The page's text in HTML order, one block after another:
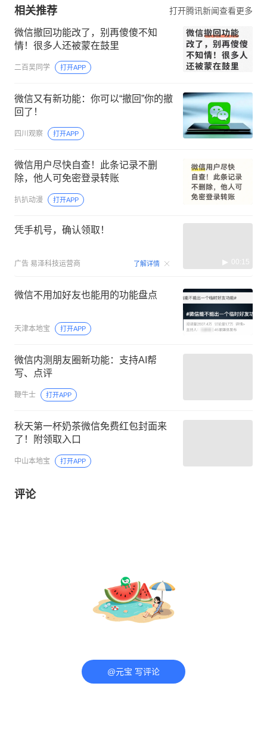
相关推荐 打开腾讯新闻查看更多
微信撤回功能改了，别再傻傻不知
情！很多人还被蒙在鼓里
二百吴同学 打开APP
微信又有新功能：你可以“撤回”你的撤
回了！
四川观察 打开APP
微信用户尽快自查！此条记录不删
除，他人可免密登录转账
扒扒动漫 打开APP
凭手机号，确认领取！
广告 易泽科技运营商 了解详情 00:15
微信不用加好友也能用的功能盘点
天津本地宝 打开APP
微信内测朋友圈新功能：支持AI帮
写、点评
鞭牛士 打开APP
秋天第一杯奶茶微信免费红包封面来
了！附领取入口
中山本地宝 打开APP
评论
@元宝 写评论